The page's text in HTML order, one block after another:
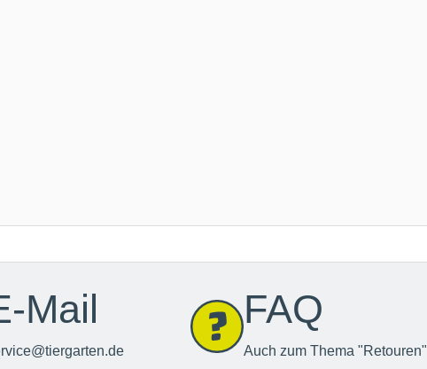
Mail FAQ
Auch zum Thema "Retouren"